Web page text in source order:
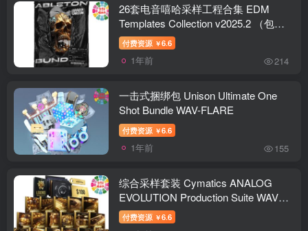
26套电音嘻哈采样工程合集 EDM
Templates Collection v2025.2 （包含
VENOM Hybrid Trap Ultimate Tearout
Dubstep Collection Vol 1 SHADES
Midtempo Xfer Serum Soundbank
Terror Wave Ultimate Tearout Dubstep
Ultimate Hybrid Trap Collection
Phantom Bass Sample Pack WAV
Overhype Tearout Dubstep & Hybrid
Trap NEW_CORE Tearout Dubstep
Dubstep Hybrid Sound Design Vol 3
EUPHORIA ERA Tearout Dubstep
Sample Pack Drum & Bass Sound
Design Vo 2 MULTIFORMAT Drum &
付费资源 ￥6.6
1年前 214
一击式捆绑包 Unison Ultimate One
Shot Bundle WAV-FLARE
付费资源 ￥6.6
1年前 155
综合采样套装 Cymatics ANALOG
EVOLUTION Production Suite WAV
MIDI
付费资源 ￥6.6